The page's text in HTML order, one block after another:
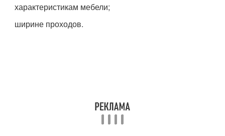
характеристикам мебели;
ширине проходов.